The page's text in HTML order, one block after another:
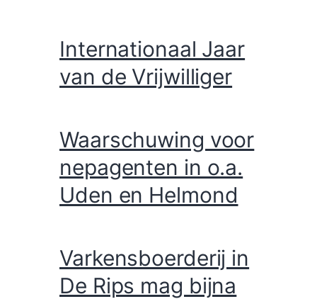
Internationaal Jaar
van de Vrijwilliger
Waarschuwing voor
nepagenten in o.a.
Uden en Helmond
Varkensboerderij in
De Rips mag bijna